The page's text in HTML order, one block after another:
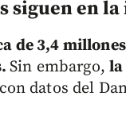
siguen en
de 3,4
Sin embargo,
datos del